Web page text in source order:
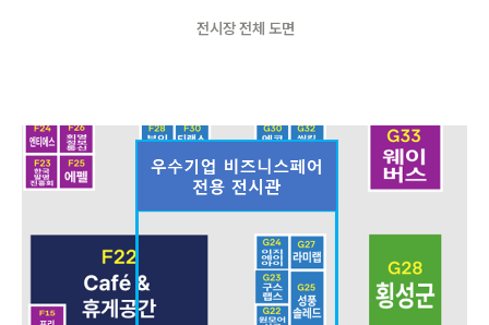
전시장 전체 도면